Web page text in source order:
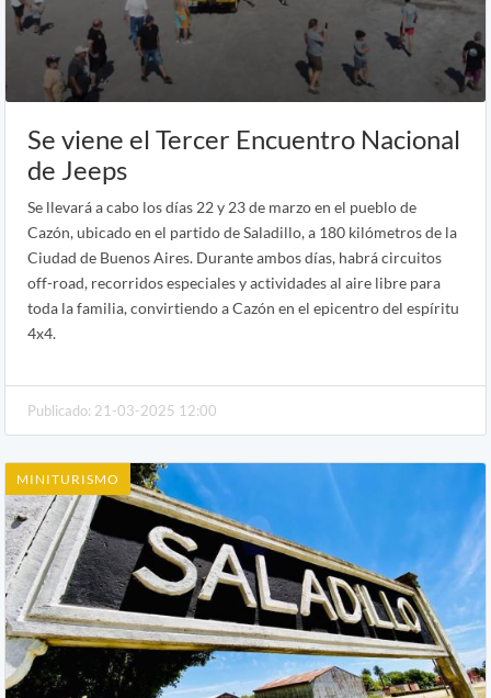
Se viene el Tercer Encuentro Nacional
de Jeeps
Se llevará a cabo los días 22 y 23 de marzo en el pueblo de
Cazón, ubicado en el partido de Saladillo, a 180 kilómetros de la
Ciudad de Buenos Aires. Durante ambos días, habrá circuitos
off-road, recorridos especiales y actividades al aire libre para
toda la familia, convirtiendo a Cazón en el epicentro del espíritu
4x4.
Publicado: 21-03-2025 12:00
MINITURISMO